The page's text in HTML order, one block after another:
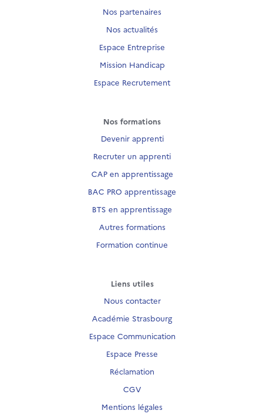
Nos partenaires
Nos actualités
Espace Entreprise
Mission Handicap
Espace Recrutement
Nos formations
Devenir apprenti
Recruter un apprenti
CAP en apprentissage
BAC PRO apprentissage
BTS en apprentissage
Autres formations
Formation continue
Liens utiles
Nous contacter
Académie Strasbourg
Espace Communication
Espace Presse
Réclamation
CGV
Mentions légales